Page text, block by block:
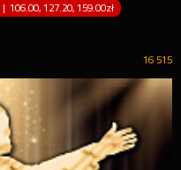
|106.00, 127.20, 159.00zł
16 515